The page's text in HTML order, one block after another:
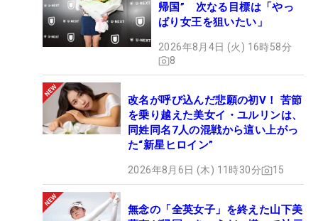
帰国” 次なる目標は「やっ
ぱり女王を狙いたい」
2026年8月4日 (火) 16時58分
8
改名が呼び込んだ悲願の初V！ 苦節
を乗り越えた美女イ・ユルリンは、
同姓同名7人の混戦から這い上がっ
た“新星ヒロイン”
2026年8月6日 (木) 11時30分 15
無念の「全英女子」を終えた山下美